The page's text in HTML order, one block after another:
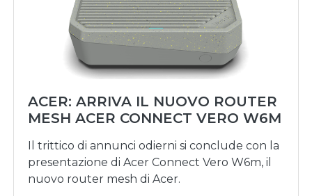
ACER: ARRIVA IL NUOVO ROUTER
MESH ACER CONNECT VERO W6M
Il trittico di annunci odierni si conclude con la
presentazione di Acer Connect Vero W6m, il
nuovo router mesh di Acer.